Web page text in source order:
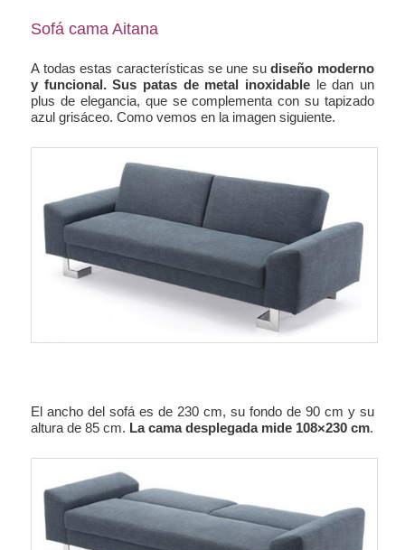
Sofá cama Aitana
A todas estas características se une sudiseño moderno
y funcional. Sus patas de metal inoxidablele dan un
plus de elegancia, que se complementa con su tapizado
azul grisáceo. Como vemos en la imagen siguiente.
El ancho del sofá es de 230 cm, su fondo de 90 cm y su
altura de 85 cm. La cama desplegada mide 108×230 cm.